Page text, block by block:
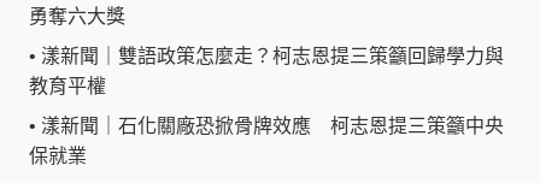
勇奪六大獎
• 漾新聞｜雙語政策怎麼走？柯志恩提三策籲回歸學力與
教育平權
• 漾新聞｜石化關廠恐掀骨牌效應 柯志恩提三策籲中央
保就業